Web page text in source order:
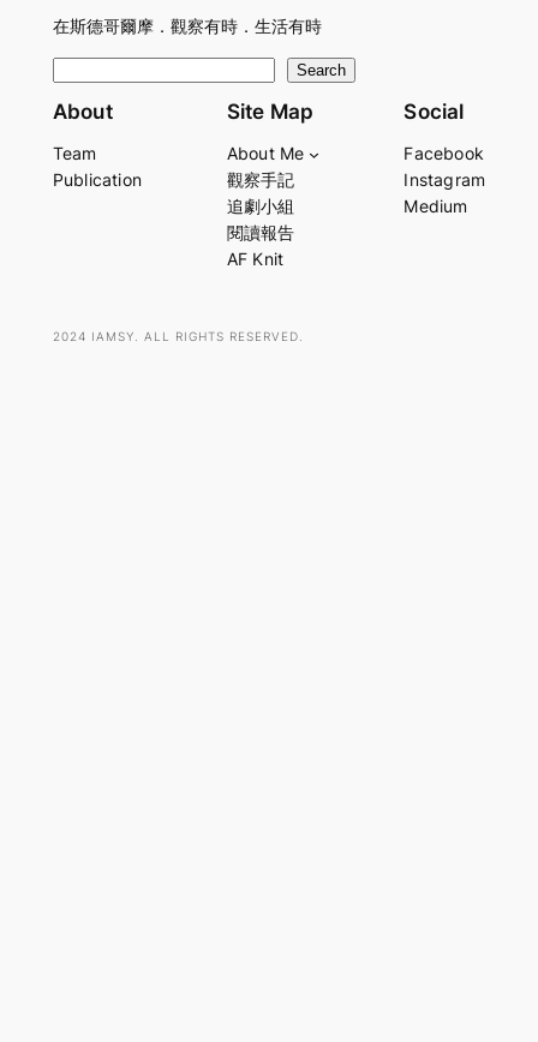
在斯德哥爾摩．觀察有時．生活有時
e
r
Search
About
Team
Publication
Site Map
About Me
觀察手記
追劇小組
閱讀報告
AF Knit
Social
Facebook
Instagram
Medium
2024 IAMSY. ALL RIGHTS RESERVED.